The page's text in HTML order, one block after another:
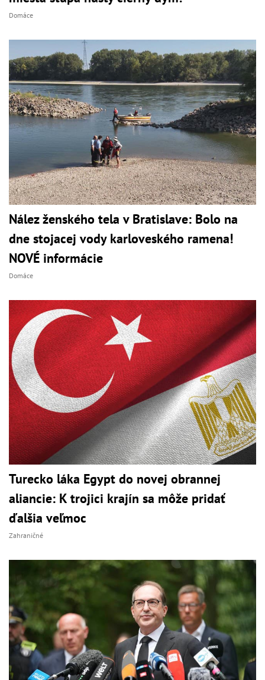
Domáce
Nález ženského tela v Bratislave: Bolo na
dne stojacej vody karloveského ramena!
NOVÉ informácie
Domáce
Turecko láka Egypt do novej obrannej
aliancie: K trojici krajín sa môže pridať
ďalšia veľmoc
Zahraničné